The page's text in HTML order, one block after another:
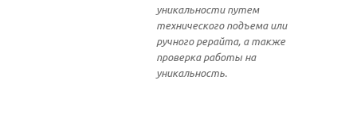
уникальности путем
технического подъема или
ручного рерайта, а также
проверка работы на
уникальность.